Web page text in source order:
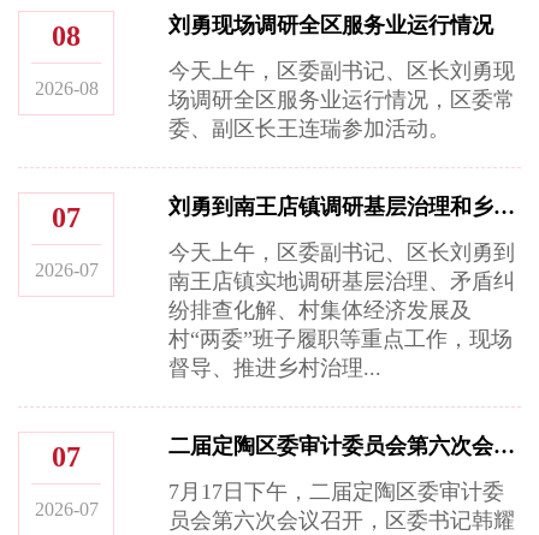
08
2026-08
刘勇现场调研全区服务业运行情况
今天上午，区委副书记、区长刘勇现
场调研全区服务业运行情况，区委常
委、副区长王连瑞参加活动。
07
2026-07
刘勇到南王店镇调研基层治理和乡村发展情况
今天上午，区委副书记、区长刘勇到
南王店镇实地调研基层治理、矛盾纠
纷排查化解、村集体经济发展及
村“两委”班子履职等重点工作，现场
督导、推进乡村治理...
07
2026-07
二届定陶区委审计委员会第六次会议召开
7月17日下午，二届定陶区委审计委
员会第六次会议召开，区委书记韩耀